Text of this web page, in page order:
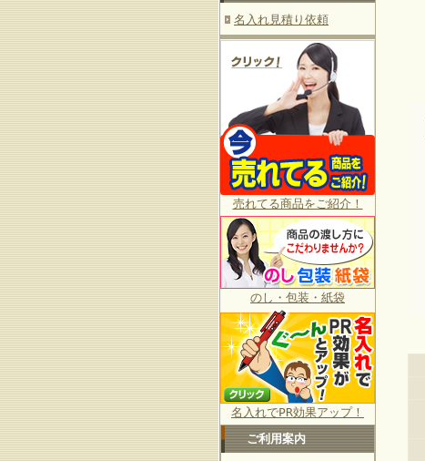
名入れ見積り依頼
売れてる商品をご紹介！
のし・包装・紙袋
名入れでPR効果アップ！
ご利用案内